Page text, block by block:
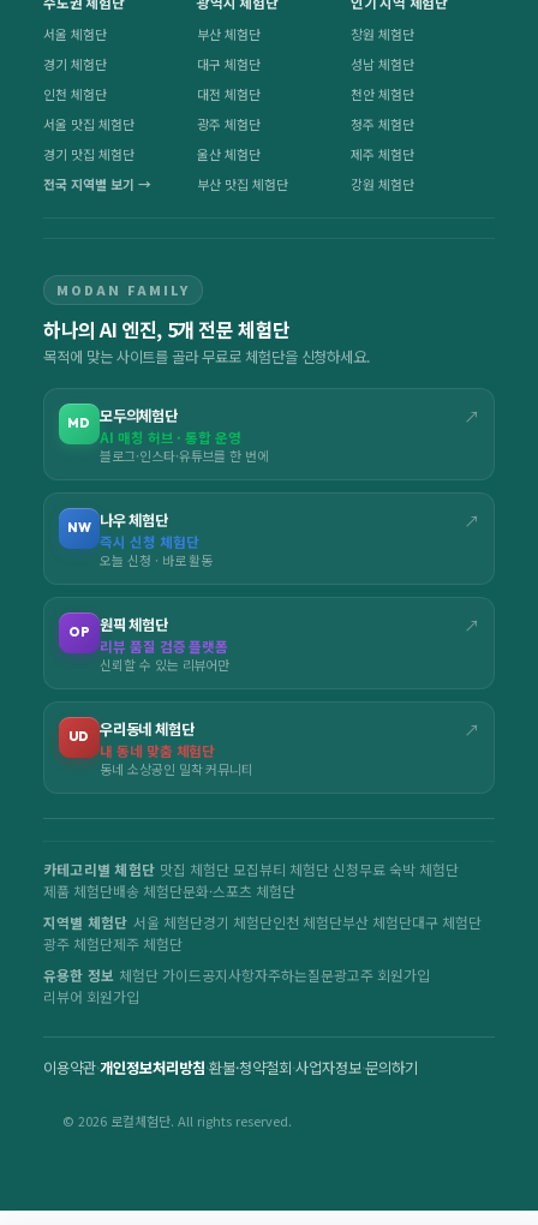
서울 체험단
경기 체험단
인천 체험단
서울 맛집 체험단
경기 맛집 체험단
전국 지역별 보기 →
부산 체험단
대구 체험단
대전 체험단
광주 체험단
울산 체험단
부산 맛집 체험단
창원 체험단
성남 체험단
천안 체험단
청주 체험단
제주 체험단
강원 체험단
MODAN FAMILY
하나의 AI 엔진, 5개 전문 체험단
목적에 맞는 사이트를 골라 무료로 체험단을 신청하세요.
MD 모두의체험단 ↗
AI 매칭 허브 · 통합 운영
블로그·인스타·유튜브를 한 번에
NW 나우 체험단 ↗
즉시 신청 체험단
오늘 신청 · 바로 활동
OP 원픽 체험단 ↗
리뷰 품질 검증 플랫폼
신뢰할 수 있는 리뷰어만
UD 우리동네 체험단 ↗
내 동네 맞춤 체험단
동네 소상공인 밀착 커뮤니티
카테고리별 체험단 맛집 체험단 모집뷰티 체험단 신청무료 숙박 체험단
제품 체험단배송 체험단문화·스포츠 체험단
지역별 체험단 서울 체험단경기 체험단인천 체험단부산 체험단대구 체험단
광주 체험단제주 체험단
유용한 정보 체험단 가이드공지사항자주하는질문광고주 회원가입
리뷰어 회원가입
이용약관·개인정보처리방침·환불·청약철회·사업자정보·문의하기
© 2026 로컬체험단. All rights reserved.